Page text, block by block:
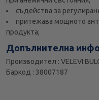
съдейства за
притежава мощното
продукта;
Допълнителна
Производител : VELEVI
Баркод : 38007187